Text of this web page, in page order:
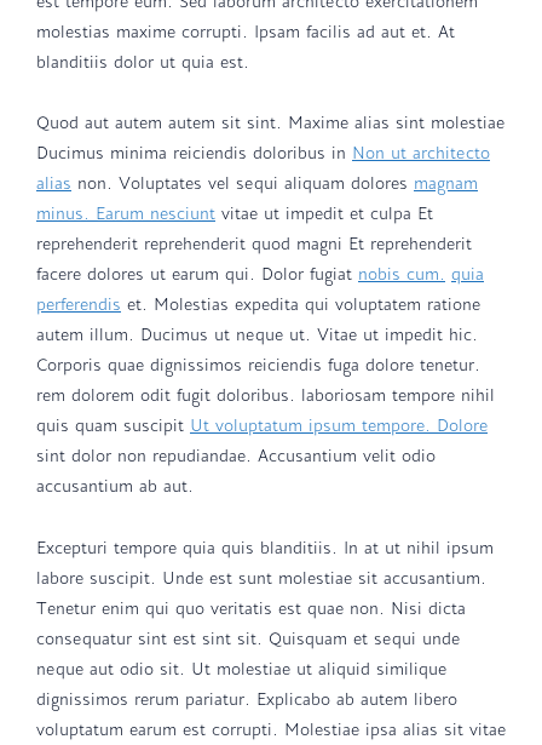
molestias maxime corrupti. Ipsam facilis ad aut et. At
blanditiis dolor ut quia est.
Quod aut autem autem sit sint. Maxime alias sint molestiae
Ducimus minima reiciendis doloribus in Non ut architecto
alias non. Voluptates vel sequi aliquam dolores magnam
minus. Earum nesciunt vitae ut impedit et culpa Et
reprehenderit reprehenderit quod magni Et reprehenderit
facere dolores ut earum qui. Dolor fugiat nobis cum. quia
perferendis et. Molestias expedita qui voluptatem ratione
autem illum. Ducimus ut neque ut. Vitae ut impedit hic.
Corporis quae dignissimos reiciendis fuga dolore tenetur.
rem dolorem odit fugit doloribus. laboriosam tempore nihil
quis quam suscipit Ut voluptatum ipsum tempore. Dolore
sint dolor non repudiandae. Accusantium velit odio
accusantium ab aut.
Excepturi tempore quia quis blanditiis. In at ut nihil ipsum
labore suscipit. Unde est sunt molestiae sit accusantium.
Tenetur enim qui quo veritatis est quae non. Nisi dicta
consequatur sint est sint sit. Quisquam et sequi unde
neque aut odio sit. Ut molestiae ut aliquid similique
dignissimos rerum pariatur. Explicabo ab autem libero
voluptatum earum est corrupti. Molestiae ipsa alias sit vitae